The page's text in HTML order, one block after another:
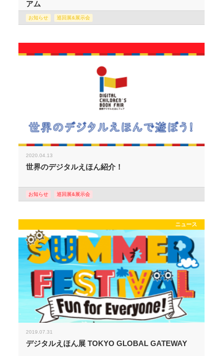
アム
お知らせ 巡回展&展示会
2020.04.13
世界のデジタルえほん紹介！
お知らせ 巡回展&展示会
ニュース
2019.07.31
デジタルえほん展 TOKYO GLOBAL GATEWAY